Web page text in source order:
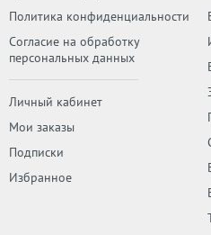
Политика конфиденциальности
Согласие на обработку
персональных данных
Личный кабинет
Мои заказы
Подписки
Избранное